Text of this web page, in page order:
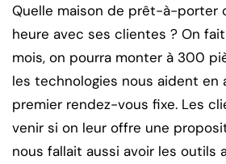
Quelle maison de prêt-à-porter
heure avec ses clientes ? On
mois, on pourra monter à 300
les technologies nous aident en
premier rendez-vous fixe. Les
venir si on leur offre une
nous fallait aussi avoir les outils